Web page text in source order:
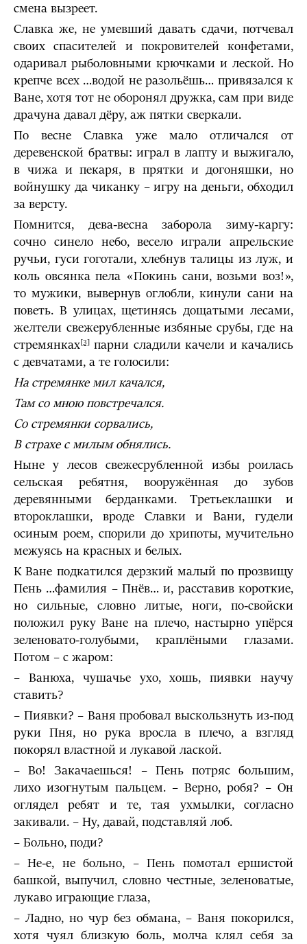
смена вызреет.
Славка же, не умевший давать сдачи, потчевал
своих спасителей и покровителей конфетами,
одаривал рыболовными крючками и леской. Но
крепче всех …водой не разольёшь… привязался к
Ване, хотя тот не оборонял дружка, сам при виде
драчуна давал дёру, аж пятки сверкали.
По весне Славка уже мало отличался от
деревенской братвы: играл в лапту и выжигало,
в чижа и пекаря, в прятки и догоняшки, но
войнушку да чиканку – игру на деньги, обходил
за версту.
Помнится, дева-весна заборола зиму-каргу:
сочно синело небо, весело играли апрельские
ручьи, гуси гоготали, хлебнув талицы из луж, и
коль овсянка пела «Покинь сани, возьми воз!»,
то мужики, вывернув оглобли, кинули сани на
поветь. В улицах, щетинясь дощатыми лесами,
желтели свежерубленные избяные срубы, где на
стремянках[3] парни сладили качели и качались
с девчатами, а те голосили:
На стремянке мил качался,
Там со мною повстречался.
Со стремянки сорвались,
В страхе с милым обнялись.
Ныне у лесов свежесрубленной избы роилась
сельская ребятня, вооружённая до зубов
деревянными берданками. Третьеклашки и
второклашки, вроде Славки и Вани, гудели
осиным роем, спорили до хрипоты, мучительно
межуясь на красных и белых.
К Ване подкатился дерзкий малый по прозвищу
Пень …фамилия – Пнёв… и, расставив короткие,
но силь­ные, словно литые, ноги, по-свойски
положил руку Ване на плечо, настырно упёрся
зеленовато-голубыми, краплёными глазами.
Потом – с жа­ром:
– Ванюха, чушачье ухо, хошь, пиявки научу
ставить?
– Пиявки? – Ваня пробовал выскользнуть из-под
руки Пня, но рука вросла в плечо, а взгляд
покорял властной и лукавой лаской.
– Во! Закачаешься! – Пень потряс большим,
лихо изогнутым пальцем. – Верно, робя? – Он
оглядел ребят и те, тая ухмылки, согласно
закивали. – Ну, давай, подставляй лоб.
– Больно, поди?
– Не-е, не больно, – Пень помотал ершистой
башкой, выпучил, словно честные, зеленоватые,
лукаво играющие глаза,
– Ладно, но чур без обмана, – Ваня покорился,
хотя чуял близкую боль, молча клял себя за